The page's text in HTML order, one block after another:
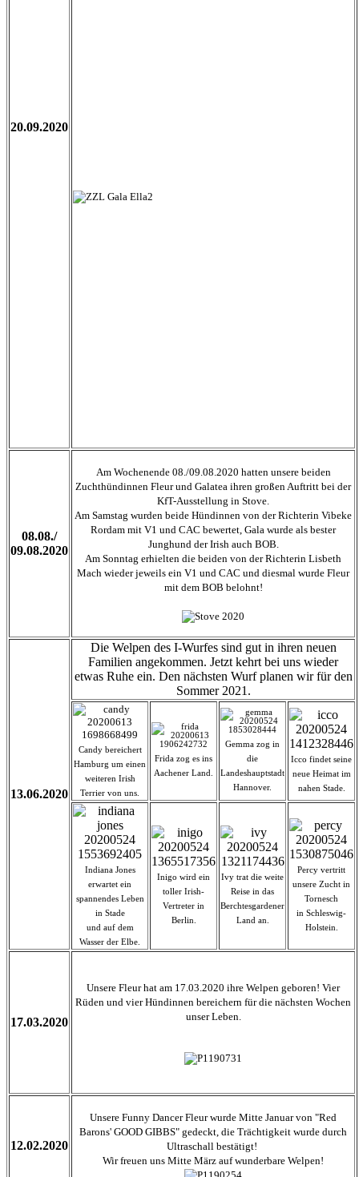
20.09.2020
08.08./
09.08.2020
Am Wochenende 08./09.08.2020 hatten unsere beiden
Zuchthündinnen Fleur und Galatea ihren großen Auftritt bei der
KfT-Ausstellung in Stove.
Am Samstag wurden beide Hündinnen von der Richterin Vibeke
Rordam mit V1 und CAC bewertet, Gala wurde als bester
Junghund der Irish auch BOB.
Am Sonntag erhielten die beiden von der Richterin Lisbeth
Mach wieder jeweils ein V1 und CAC und diesmal wurde Fleur
mit dem BOB belohnt!
13.06.2020
Die Welpen des I-Wurfes sind gut in ihren neuen
Familien angekommen. Jetzt kehrt bei uns wieder
etwas Ruhe ein. Den nächsten Wurf planen wir für den
Sommer 2021.
Candy bereichert
Hamburg um einen
weiteren Irish
Terrier von uns.
Frida zog es ins
Aachener Land.
Gemma zog in
die
Landeshauptstadt
Hannover.
Icco findet seine
neue Heimat im
nahen Stade.
Indiana Jones
erwartet ein
spannendes Leben
in Stade
und auf dem
Wasser der Elbe.
Inigo wird ein
toller Irish-
Vertreter in
Berlin.
Ivy trat die weite
Reise in das
Berchtesgardener
Land an.
Percy vertritt
unsere Zucht in
Tornesch
in Schleswig-
Holstein.
17.03.2020
Unsere Fleur hat am 17.03.2020 ihre Welpen geboren! Vier
Rüden und vier Hündinnen bereichern für die nächsten Wochen
unser Leben.
12.02.2020
Unsere Funny Dancer Fleur wurde Mitte Januar von "Red
Barons' GOOD GIBBS" gedeckt, die Trächtigkeit wurde durch
Ultraschall bestätigt!
Wir freuen uns Mitte März auf wunderbare Welpen!